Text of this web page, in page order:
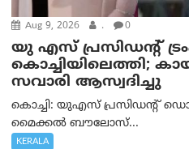
Aug 9, 2026 . 0
യു എസ് പ്രസിഡന്റ്
കൊച്ചിയിലെത്തി;
സവാരി ആസ്വദിച്ചു
കൊച്ചി: യുഎസ് പ്രസിഡന്റ്
മൈക്കൽ ബൗലോസ്...
KERALA